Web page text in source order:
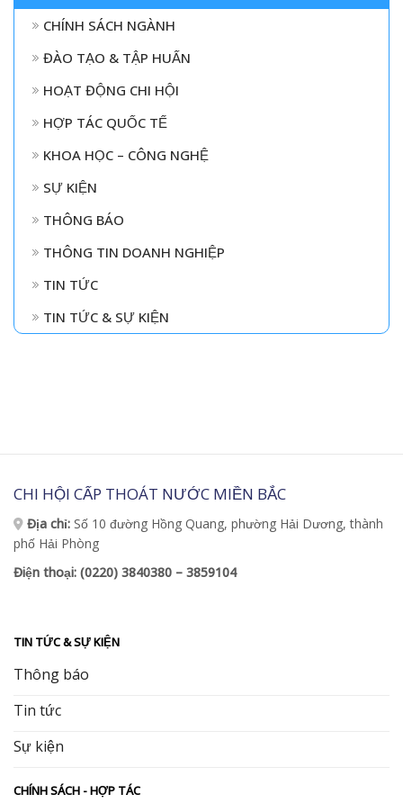
CHÍNH SÁCH NGÀNH
ĐÀO TẠO & TẬP HUẤN
HOẠT ĐỘNG CHI HỘI
HỢP TÁC QUỐC TẾ
KHOA HỌC – CÔNG NGHỆ
SỰ KIỆN
THÔNG BÁO
THÔNG TIN DOANH NGHIỆP
TIN TỨC
TIN TỨC & SỰ KIỆN
CHI HỘI CẤP THOÁT NƯỚC MIỀN BẮC
Địa chỉ: Số 10 đường Hồng Quang, phường Hải Dương, thành
phố Hải Phòng
Điện thoại: (0220) 3840380 – 3859104
TIN TỨC & SỰ KIỆN
Thông báo
Tin tức
Sự kiện
CHÍNH SÁCH - HỢP TÁC